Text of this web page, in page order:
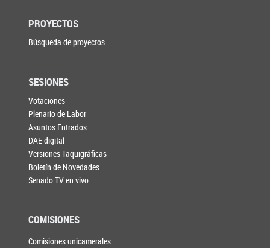
PROYECTOS
Búsqueda de proyectos
SESIONES
Votaciones
Plenario de Labor
Asuntos Entrados
DAE digital
Versiones Taquigráficas
Boletín de Novedades
Senado TV en vivo
COMISIONES
Comisiones unicamerales